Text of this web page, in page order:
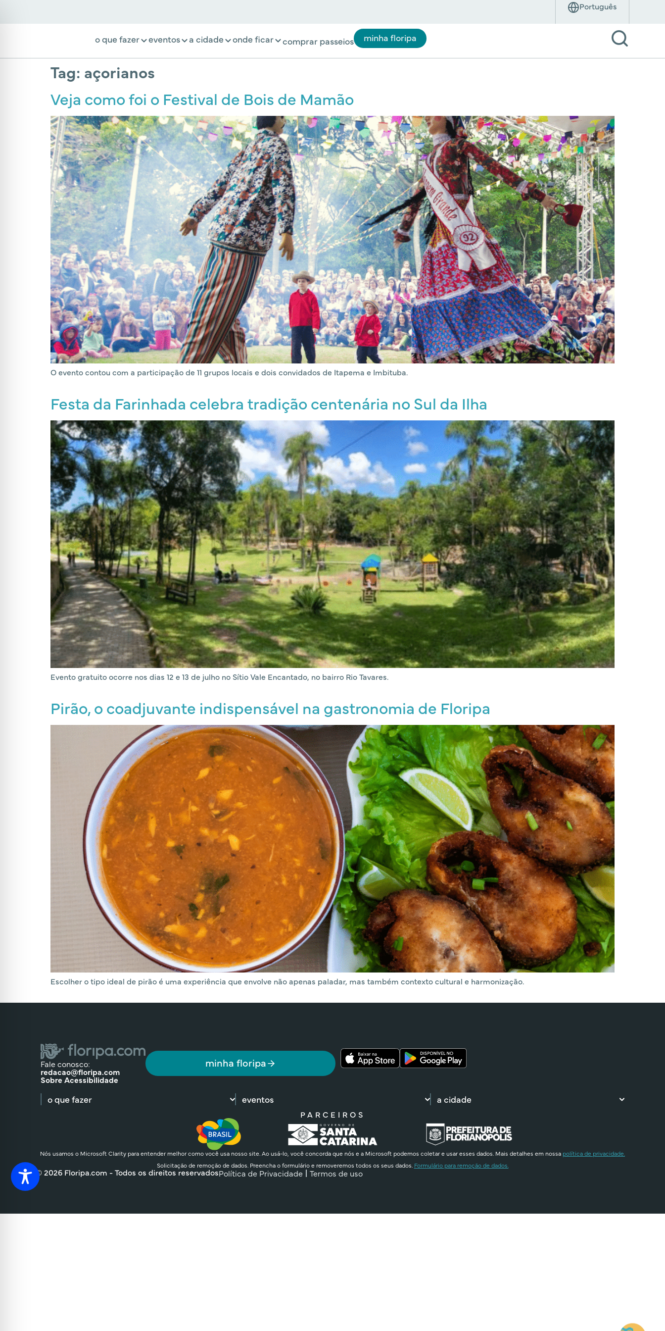
o que fazer eventos a cidade onde ficar comprar passeios minha floripa
Tag: açorianos
Veja como foi o Festival de Bois de Mamão
O evento contou com a participação de 11 grupos locais e dois convidados de Itapema e Imbituba.
Festa da Farinhada celebra tradição centenária no Sul da Ilha
Evento gratuito ocorre nos dias 12 e 13 de julho no Sítio Vale Encantado, no bairro Rio Tavares.
Pirão, o coadjuvante indispensável na gastronomia de Floripa
Escolher o tipo ideal de pirão é uma experiência que envolve não apenas paladar, mas também contexto cultural e harmonização.
Fale conosco:
redacao@floripa.com
Sobre Acessibilidade
minha floripa
o que fazer eventos a cidade
PARCEIROS
Nós usamos o Microsoft Clarity para entender melhor como você usa nosso site. Ao usá-lo, você concorda que nós e a Microsoft podemos coletar e usar esses dados. Mais detalhes em nossa política de privacidade.
Solicitação de remoção de dados. Preencha o formulário e removeremos todos os seus dados. Formulário para remoção de dados.
© 2026 Floripa.com - Todos os direitos reservadosPolítica de Privacidade Termos de uso